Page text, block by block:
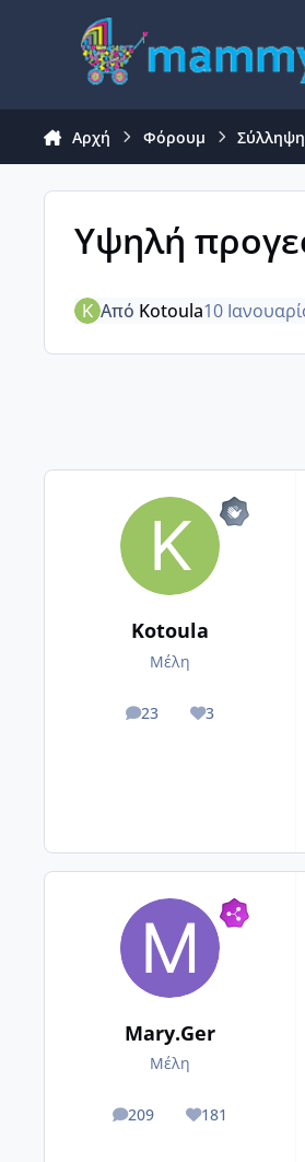
Μετάβαση σε περιεχόμενο
Αρχή Φόρουμ Σύλληψη
Υψηλή
Από Kotoula10
Kotoula
Μέλη
23
posts 3
Reputation
Mary.Ger
Μέλη
209
posts 181
Reputation